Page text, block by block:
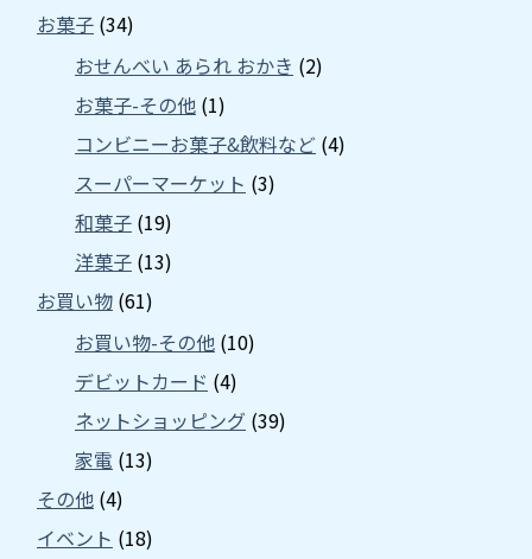
お菓子 (34)
おせんべい あられ おかき (2)
お菓子-その他 (1)
コンビニーお菓子&飲料など (4)
スーパーマーケット (3)
和菓子 (19)
洋菓子 (13)
お買い物 (61)
お買い物-その他 (10)
デビットカード (4)
ネットショッピング (39)
家電 (13)
その他 (4)
イベント (18)